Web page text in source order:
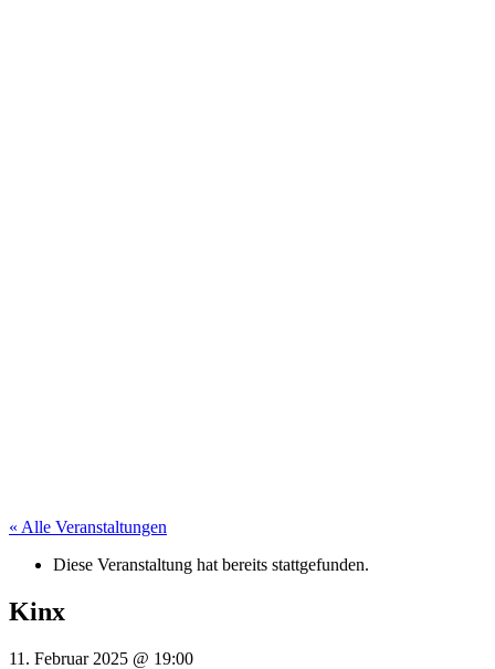
« Alle Veranstaltungen
Diese Veranstaltung hat bereits stattgefunden.
Kinx
11. Februar 2025 @ 19:00